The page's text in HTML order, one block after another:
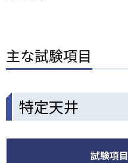
主な試験項目
特定天井
試験項目